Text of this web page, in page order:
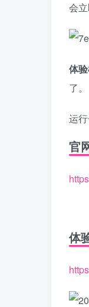
会
体
了。
运
官
体